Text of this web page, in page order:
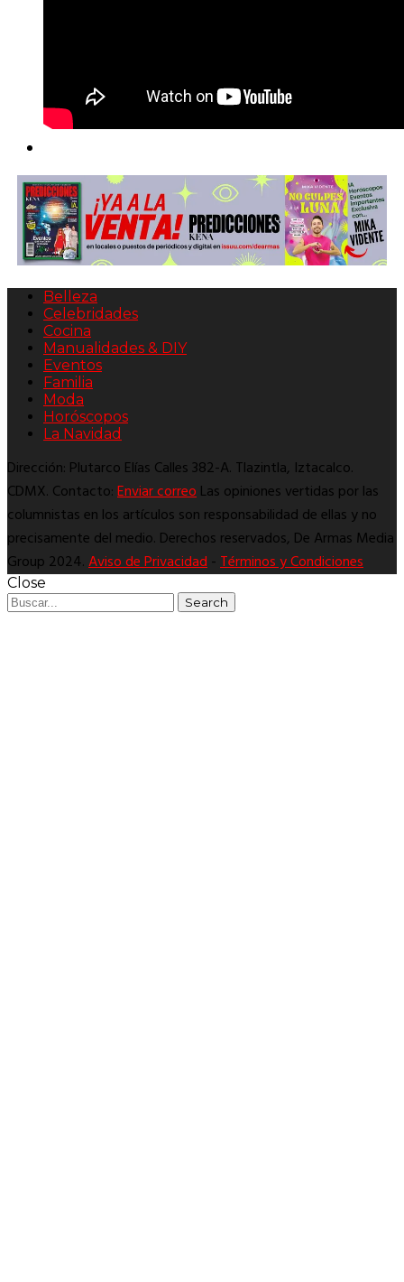
Belleza
Celebridades
Cocina
Manualidades & DIY
Eventos
Familia
Moda
Horóscopos
La Navidad
Dirección: Plutarco Elías Calles 382-A. Tlazintla, Iztacalco.
CDMX. Contacto:Enviar correoLas opiniones vertidas por las
columnistas en los artículos son responsabilidad de ellas y no
precisamente del medio. Derechos reservados, De Armas Media
Group 2024.Aviso de Privacidad-Términos y Condiciones
Close